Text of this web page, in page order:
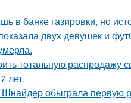
в банке газировки, но
двух девушек и
тотальную распродажу
лет.
Шнайдер обыграла первую